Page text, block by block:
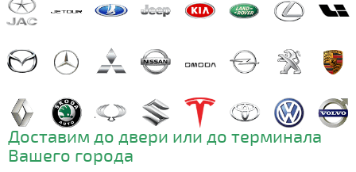
Доставим до двери или до терминала
Вашего города